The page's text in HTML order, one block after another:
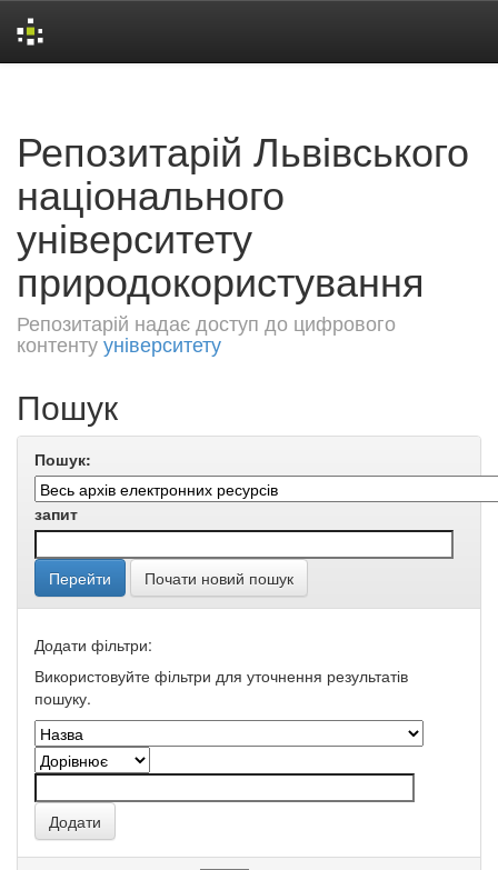
Репозитарій Львівського
національного
університету
природокористування
Репозитарій надає доступ до цифрового
контентууніверситету
Пошук
Пошук:
запит
Почати новий пошук
Додати фільтри:
Використовуйте фільтри для уточнення результатів
пошуку.